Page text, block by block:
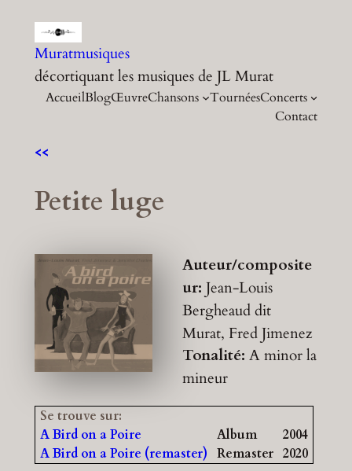
contenu
Muratmusiques
décortiquant les musiques de JL Murat
AccueilBlogŒuvreChansons TournéesConcerts
Contact
<<
Petite luge
Auteur/composite
ur:Jean-Louis
Bergheaud dit
Murat, Fred Jimenez
Tonalité:A minor la
mineur
Se trouve sur:
A Bird on a Poire
Album
2004
A Bird on a Poire (remaster) Remaster 2020